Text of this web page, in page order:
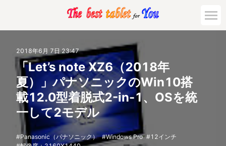
市場動向
活用対策と事例
主要機種の比較
ゲーミング
2018年6月 7日 23:47
「Let’s note XZ6（2018年
夏）」パナソニックのWin10搭
載12.0型着脱式2-in-1、OSを統
一して2モデル
Panasonic（パナソニック） Windows Pro
12インチ